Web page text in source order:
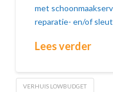
met
reparatie- en/of
Lees verder
VERHUIS LOWBUDGET